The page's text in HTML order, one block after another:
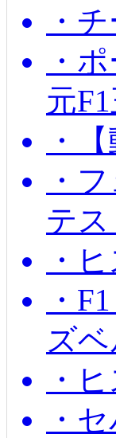
・
・
元
・
・
テ
・
・
ズ
・
・